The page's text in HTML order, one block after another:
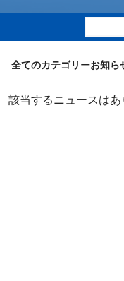
全てのカテゴリーお知ら
該当するニュースはあ